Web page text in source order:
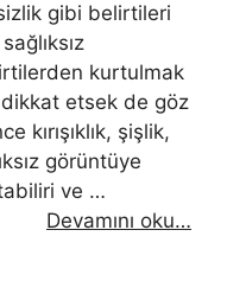
gibi belirtileri
kurtulmak
etsek de göz
kırışıklık, şişlik,
görüntüye
ve …
Devamını oku…